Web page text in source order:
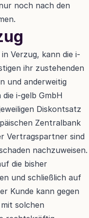
noch nach den
Verzug, kann die i-
ihr zustehenden
und anderweitig
i-gelb GmbH
Diskontsatz
Zentralbank
Vertragspartner sind
nachzuweisen.
die bisher
und schließlich auf
Kunde kann gegen
solchen